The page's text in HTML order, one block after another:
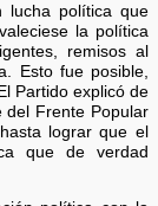
lucha política que
la política
remisos al
Esto fue posible,
Partido explicó de
del Frente Popular
lograr que el
que de verdad